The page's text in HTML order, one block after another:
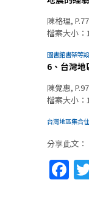
陳格理,
檔案大小：
圖書館書架等
6、台灣
陳覺惠,
檔案大小：
台灣地區集合
分享此文：